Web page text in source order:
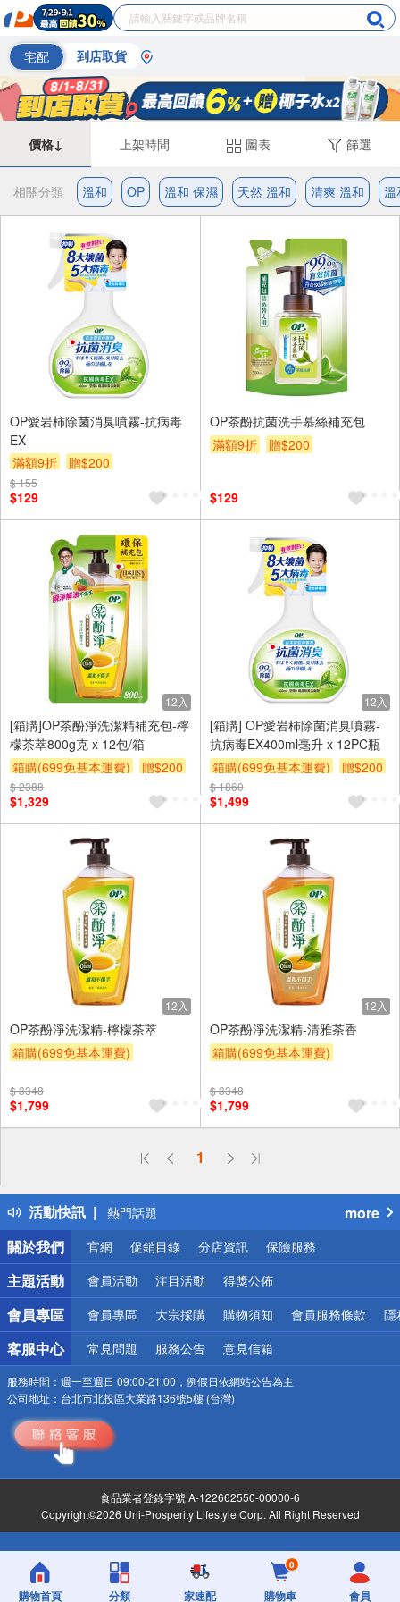
宅配 到店取貨
價格↓ 上架時間 圖表 篩選
相關分類 溫和 OP 溫和 保濕 天然 溫和 清爽 溫和 溫
OP愛岩柿除菌消臭噴霧-抗病毒
EX
滿額9折
贈$200
$ 155
$129
OP茶酚抗菌洗手慕絲補充包
滿額9折
贈$200
$129
12入
[箱購]OP茶酚淨洗潔精補充包-檸
檬茶萃800g克 x 12包/箱
箱購(699免基本運費)
贈$200
$ 2388
$1,329
12入
[箱購] OP愛岩柿除菌消臭噴霧-
抗病毒EX400ml毫升 x 12PC瓶
箱購(699免基本運費)
贈$200
$ 1860
$1,499
12入
OP茶酚淨洗潔精-檸檬茶萃
箱購(699免基本運費)
$ 3348
$1,799
12入
OP茶酚淨洗潔精-清雅茶香
箱購(699免基本運費)
$ 3348
$1,799
1
活動快訊
偏遠地區配送
得獎公告
熱門話題
銀行優惠
偏遠地區配送
詐騙網頁！請小心！
more
關於我們
官網 促銷目錄 分店資訊 保險服務
主題活動 會員活動 注目活動 得獎公佈
會員專區 會員專區 大宗採購 購物須知 會員服務條款 隱
客服中心 常見問題 服務公告 意見信箱
服務時間： 週一至週日 09:00-21:00，例假日依網站公告為主
公司地址： 台北市北投區大業路136號5樓 (台灣)
食品業者登錄字號 A-122662550-00000-6
Copyright©2026 Uni-Prosperity Lifestyle Corp. All Right Reserved
購物首頁 分類 家速配
0
購物車 會員